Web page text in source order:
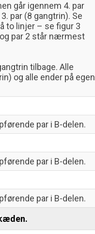
går igennem 4. par
par (8 gangtrin). Se
to linjer – se figur 3
par 2 står nærmest
tilbage. Alle
og alle ender på egen
par i B-delen.
par i B-delen.
par i B-delen.